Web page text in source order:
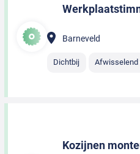
Barneveld
Dichtbij Afwisselend
Kozijnen